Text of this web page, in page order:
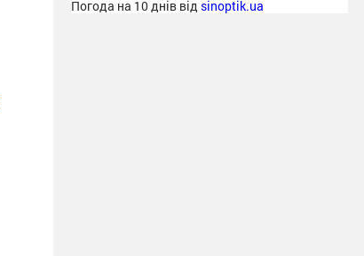
Погода на 10 днів від sinoptik.ua